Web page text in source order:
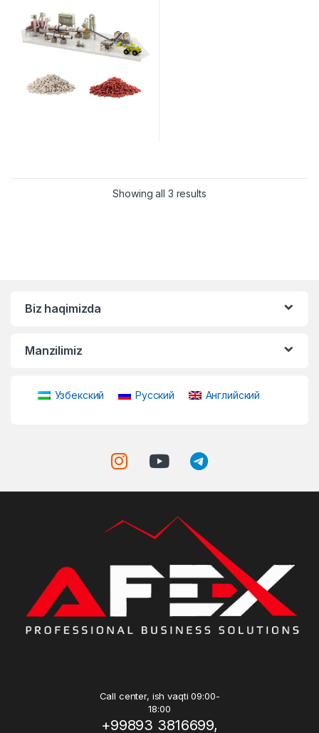
Showing all 3 results
Biz haqimizda
Manzilimiz
Узбекский Русский Английский
Call center, ish vaqti 09:00-
18:00
+99893 3816699,